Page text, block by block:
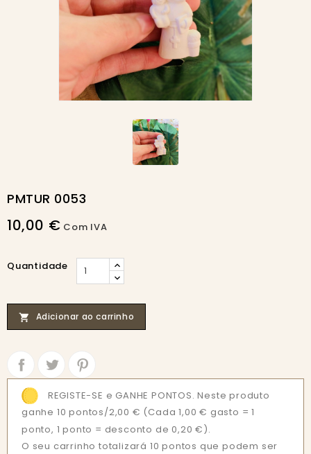
PMTUR 0053
10,00 € Com IVA
Quantidade
 Adicionar ao carrinho
REGISTE-SE e GANHE PONTOS. Neste produto
ganhe 10 pontos/2,00 € (Cada 1,00 € gasto = 1
ponto, 1 ponto = desconto de 0,20 €).
O seu carrinho totalizará 10 pontos que podem ser